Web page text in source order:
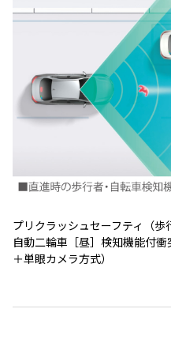
プリクラッシュセーフティ（歩
自動二輪車［昼］検知機能付
＋単眼カメラ方式）